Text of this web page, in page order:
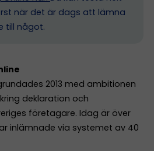
när det är dags att lämna
till något.
2013 med ambitionen
deklaration och
företagare. Idag är över
inlämnade via systemet av 40